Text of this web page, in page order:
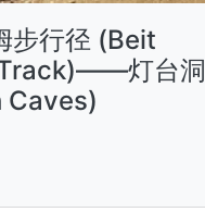
步行径 (Beit
灯台洞
Caves)